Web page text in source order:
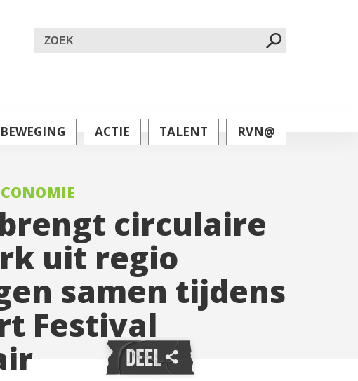
Zoeken
BEWEGING ACTIE TALENT RVN@
brengt circulaire
uit regio
samen tijdens
Festival